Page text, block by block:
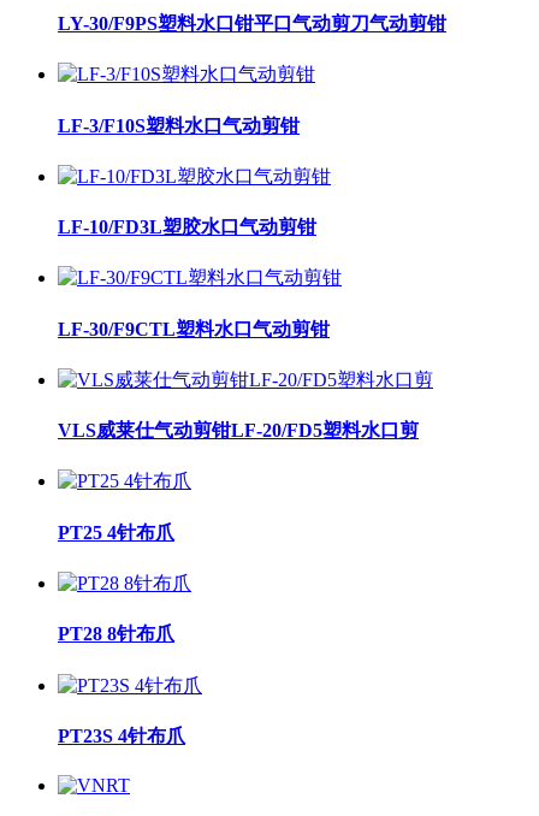
LY-30/F9PS塑料水口钳平口气动剪刀气动剪钳
LF-3/F10S塑料水口气动剪钳
LF-10/FD3L塑胶水口气动剪钳
LF-30/F9CTL塑料水口气动剪钳
VLS威莱仕气动剪钳LF-20/FD5塑料水口剪
PT25 4针布爪
PT28 8针布爪
PT23S 4针布爪